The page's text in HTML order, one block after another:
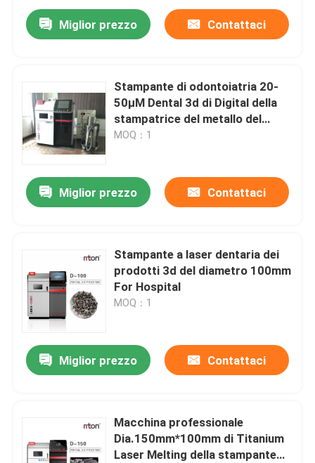
Miglior prezzo Contattaci
Stampante di odontoiatria 20-
50μM Dental 3d di Digital della
stampatrice del metallo del
clichè φ100 3d
MOQ：1
Miglior prezzo Contattaci
Stampante a laser dentaria dei
prodotti 3d del diametro 100mm
For Hospital
MOQ：1
Miglior prezzo Contattaci
Macchina professionale
Dia.150mm*100mm di Titanium
Laser Melting della stampante